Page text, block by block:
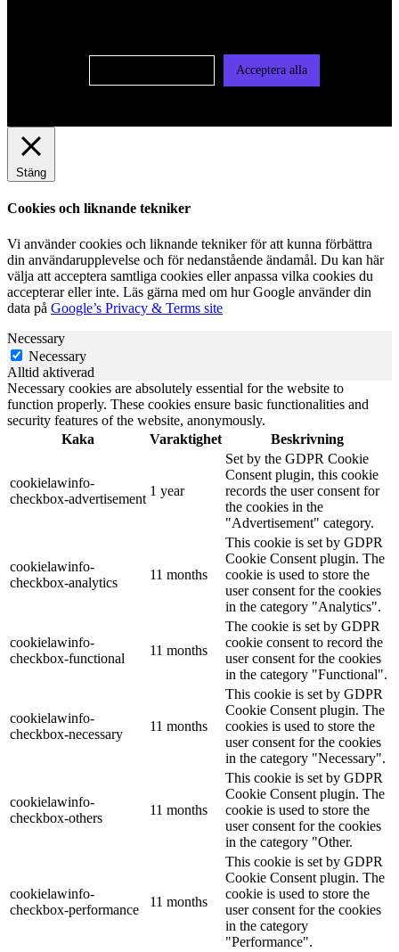
Acceptera alla
Stäng
Cookies och liknande tekniker
Vi använder cookies och liknande tekniker för att kunna förbättra
din användarupplevelse och för nedanstående ändamål. Du kan här
välja att acceptera samtliga cookies eller anpassa vilka cookies du
accepterar eller inte. Läs gärna med om hur Google använder din
data på Google’s Privacy & Terms site
Necessary
Necessary
Alltid aktiverad
Necessary cookies are absolutely essential for the website to
function properly. These cookies ensure basic functionalities and
security features of the website, anonymously.
Kaka
Varaktighet Beskrivning
cookielawinfo-
checkbox-advertisement
1 year
Set by the GDPR Cookie
Consent plugin, this cookie
records the user consent for
the cookies in the
"Advertisement" category.
cookielawinfo-
checkbox-analytics
11 months
This cookie is set by GDPR
Cookie Consent plugin. The
cookie is used to store the
user consent for the cookies
in the category "Analytics".
cookielawinfo-
checkbox-functional
11 months
The cookie is set by GDPR
cookie consent to record the
user consent for the cookies
in the category "Functional".
cookielawinfo-
checkbox-necessary
11 months
This cookie is set by GDPR
Cookie Consent plugin. The
cookies is used to store the
user consent for the cookies
in the category "Necessary".
cookielawinfo-
checkbox-others
11 months
This cookie is set by GDPR
Cookie Consent plugin. The
cookie is used to store the
user consent for the cookies
in the category "Other.
cookielawinfo-
checkbox-performance
11 months
This cookie is set by GDPR
Cookie Consent plugin. The
cookie is used to store the
user consent for the cookies
in the category
"Performance".